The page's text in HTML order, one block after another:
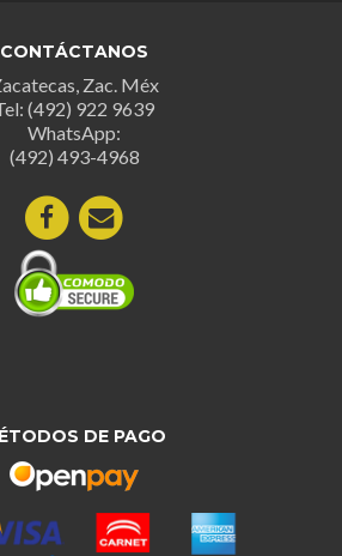
CONTÁCTANOS
Zac. Méx
(492) 922 9639
WhatsApp:
(492) 493-4968
DE PAGO